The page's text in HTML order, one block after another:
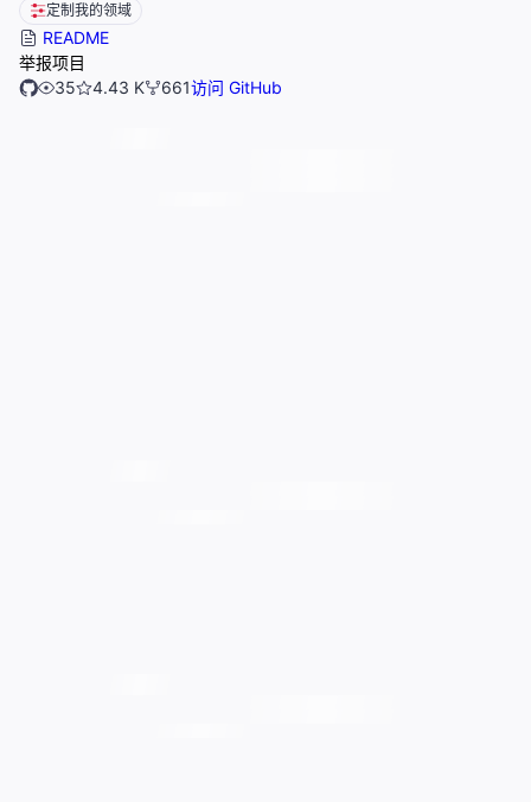
定制我的领域
README
举报项目
35
4.43 K 661访问 GitHub